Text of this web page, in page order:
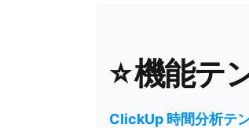
⭐️ 機能テ
ClickUp 時間分析テ